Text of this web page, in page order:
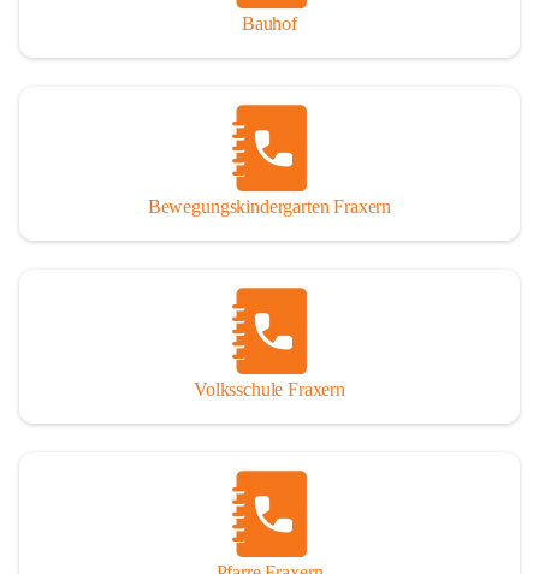
Bauhof
Bewegungskindergarten Fraxern
Volksschule Fraxern